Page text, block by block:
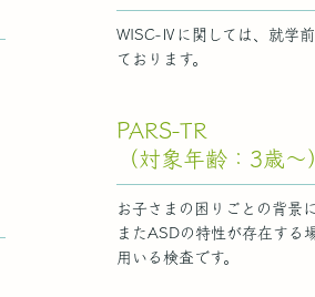
WISC-Ⅳに関しては、就学
ております。
PARS-TR
（対象年齢：3歳～
お子さまの困りごとの背景
またASDの特性が存在する
用いる検査です。